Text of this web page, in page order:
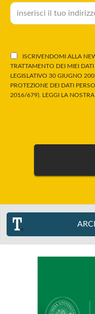
ISCRIVENDOMI ALLA
TRATTAMENTO DEI MIEI
LEGISLATIVO 30 GIUGNO
PROTEZIONE DEI DATI
2016/679). LEGGI LA NOSTRA